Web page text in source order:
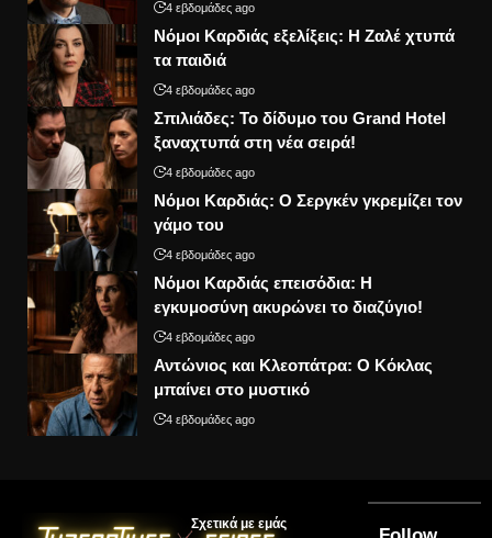
4 εβδομάδες ago
Νόμοι Καρδιάς εξελίξεις: Η Ζαλέ χτυπά
τα παιδιά
4 εβδομάδες ago
Σπιλιάδες: Το δίδυμο του Grand Hotel
ξαναχτυπά στη νέα σειρά!
4 εβδομάδες ago
Νόμοι Καρδιάς: Ο Σεργκέν γκρεμίζει τον
γάμο του
4 εβδομάδες ago
Νόμοι Καρδιάς επεισόδια: Η
εγκυμοσύνη ακυρώνει το διαζύγιο!
4 εβδομάδες ago
Αντώνιος και Κλεοπάτρα: Ο Κόκλας
μπαίνει στο μυστικό
4 εβδομάδες ago
Σχετικά με εμάς